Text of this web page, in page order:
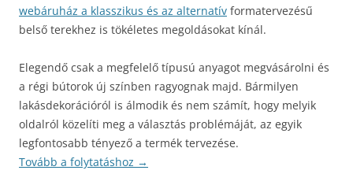
webáruház a klasszikus és az alternatív formatervezésű
belső terekhez is tökéletes megoldásokat kínál.
Elegendő csak a megfelelő típusú anyagot megvásárolni és
a régi bútorok új színben ragyognak majd. Bármilyen
lakásdekorációról is álmodik és nem számít, hogy melyik
oldalról közelíti meg a választás problémáját, az egyik
legfontosabb tényező a termék tervezése.
Tovább a folytatáshoz →